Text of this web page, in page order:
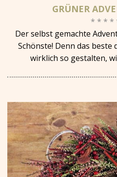
GRÜNER
* * * *
Der selbst gemachte
Schönste! Denn das beste
wirklich so gestalten,